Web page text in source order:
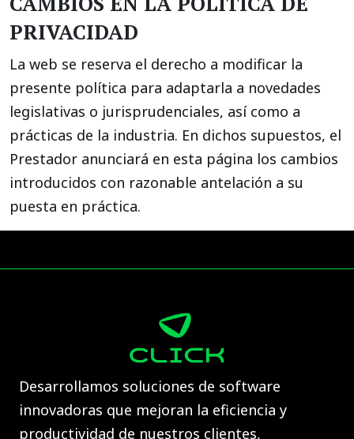
PRIVACIDAD
La web se reserva el derecho a modificar la
presente política para adaptarla a novedades
legislativas o jurisprudenciales, así como a
prácticas de la industria. En dichos supuestos, el
Prestador anunciará en esta página los cambios
introducidos con razonable antelación a su
puesta en práctica.
Desarrollamos soluciones de software
innovadoras que mejoran la eficiencia y
productividad de nuestros clientes,